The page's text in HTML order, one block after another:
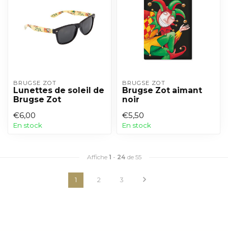
BRUGSE ZOT
Lunettes de soleil de
Brugse Zot
€6,00
En stock
BRUGSE ZOT
Brugse Zot aimant
noir
€5,50
En stock
Affiche 1 - 24 de 55
1 2 3